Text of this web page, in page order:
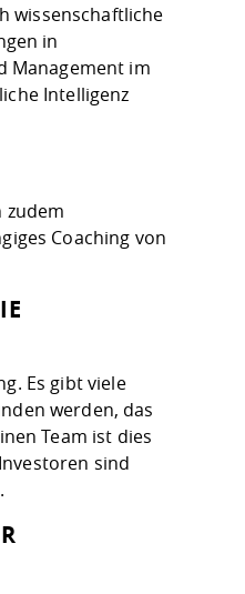
wissenschaftliche
in
Management im
Intelligenz
zudem
Coaching von
S
Es gibt viele
werden, das
Team ist dies
sind